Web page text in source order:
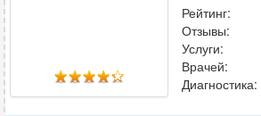
Физиотерапия
Рейтинг:
Отзывы:
Услуги:
Врачей:
Диагностика: